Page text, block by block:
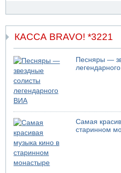
КАССА BRAVO! *3221
Песняры —
Самая
старинном